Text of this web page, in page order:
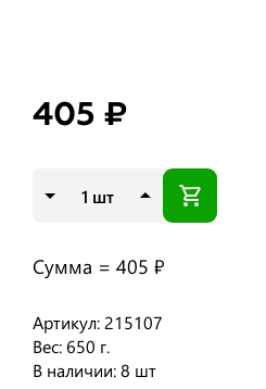
Артикул: 215107
Вес: 650 г.
В наличии: 8 шт
405 ₽
шт
Сумма = 405 ₽